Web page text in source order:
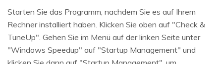
Starten Sie das Programm, nachdem Sie es auf Ihrem
Rechner installiert haben. Klicken Sie oben auf "Check &
TuneUp". Gehen Sie im Menü auf der linken Seite unter
"Windows Speedup" auf "Startup Management" und